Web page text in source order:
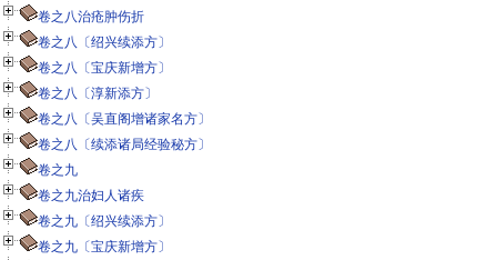
卷之八治疮肿伤折
卷之八〔绍兴续添方〕
卷之八〔宝庆新增方〕
卷之八〔淳新添方〕
卷之八〔吴直阁增诸家名方〕
卷之八〔续添诸局经验秘方〕
卷之九
卷之九治妇人诸疾
卷之九〔绍兴续添方〕
卷之九〔宝庆新增方〕